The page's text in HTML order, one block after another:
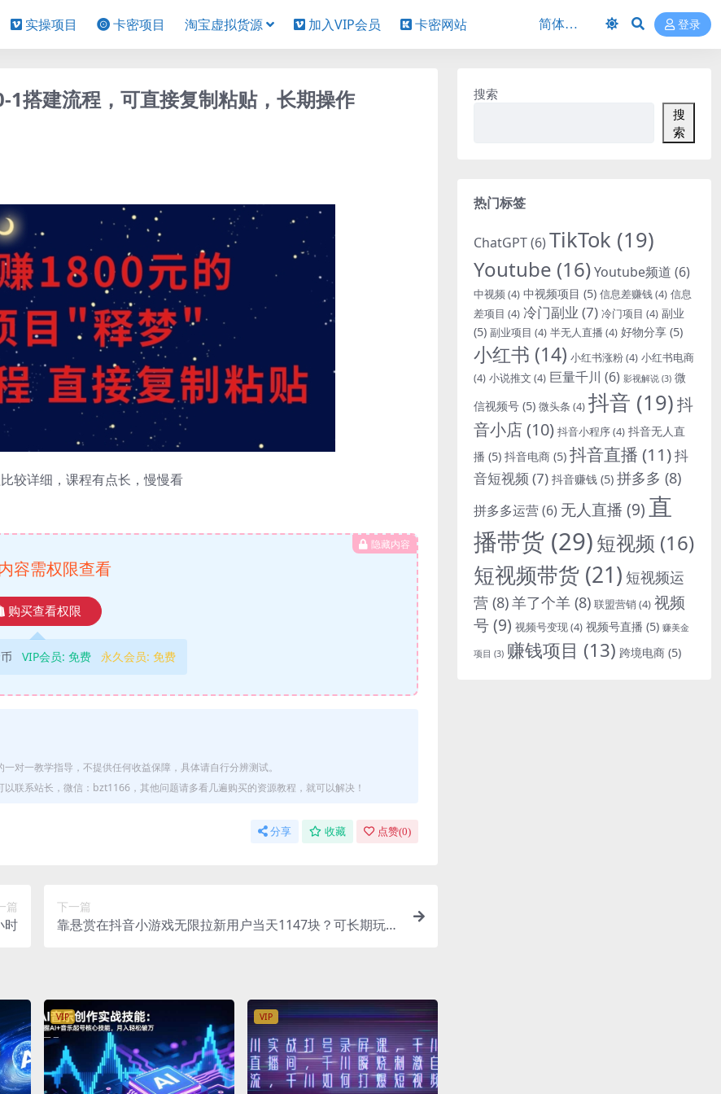
实操项目 卡密项目 淘宝虚拟货源 加入VIP会员 卡密网站 登录
搭建流程，可直接复制粘贴，长期操作
较详细，课程有点长，慢慢看
隐藏内容
容需权限查看
购买查看权限
VIP会员: 免费 永久会员: 免费
对一教学指导，不提供任何收益保障，具体请自行分辨测试。
联系站长，微信：bzt1166，其他问题请多看几遍购买的资源教程，就可以解决！
分享 收藏 点赞(0)
篇
时
下一篇
靠悬赏在抖音小游戏无限拉新用户当天1147块？可长期玩转
VIP VIP
搜索
搜
索
热门标签
ChatGPT(6) TikTok (19)
Youtube (16)Youtube频道 (6)
中视频(4) 中视频项目 (5) 信息差赚钱(4) 信息
差项目 (4) 冷门副业 (7) 冷门项目 (4) 副业
(5) 副业项目 (4) 半无人直播 (4) 好物分享 (5)
小红书 (14) 小红书涨粉(4) 小红书电商
(4) 小说推文 (4) 巨量千川 (6) 影视解说 (3) 微
信视频号 (5) 微头条 (4) 抖音 (19)抖
音小店(10) 抖音小程序(4) 抖音无人直
播 (5) 抖音电商 (5) 抖音直播 (11)抖
音短视频 (7) 抖音赚钱 (5) 拼多多 (8)
拼多多运营(6) 无人直播 (9)直
播带货 (29)短视频 (16)
短视频带货 (21) 短视频运
营 (8)羊了个羊 (8) 联盟营销 (4) 视频
号(9) 视频号变现(4) 视频号直播 (5) 赚美金
项目 (3) 赚钱项目 (13) 跨境电商 (5)